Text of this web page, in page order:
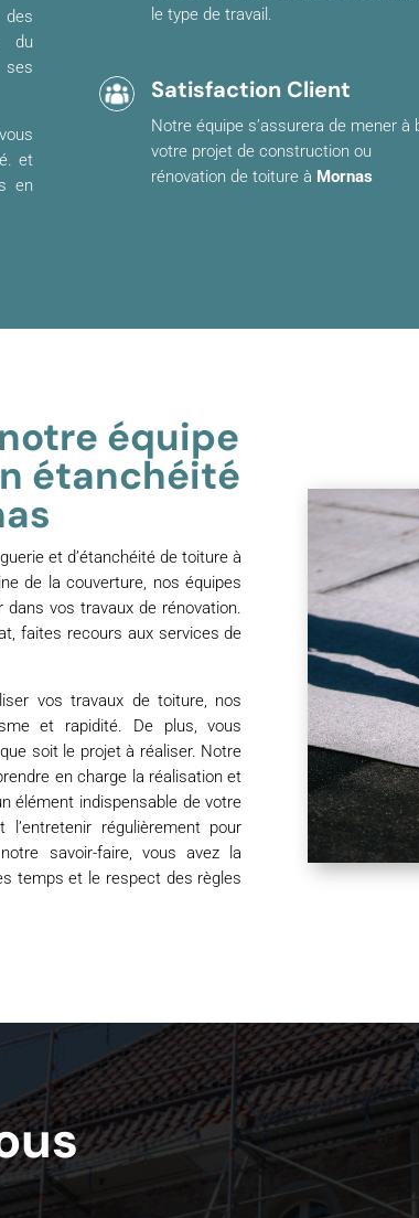
du
et
en
le type de travail.
Satisfaction Client
Notre équipe s’assurera de mener à
votre projet de construction ou
rénovation de toiture à Mornas
équipe
étanchéité
et d’étanchéité de toiture à
de la couverture, nos équipes
vos travaux de rénovation.
faites recours aux services de
vos travaux de toiture, nos
et rapidité. De plus, vous
soit le projet à réaliser. Notre
en charge la réalisation et
élément indispensable de votre
régulièrement pour
savoir-faire, vous avez la
temps et le respect des règles